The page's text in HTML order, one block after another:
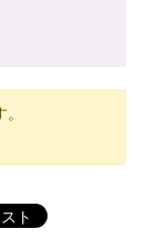
ト